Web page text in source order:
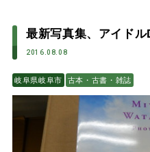
最新写真集、アイドル
2016.08.08
岐阜県岐阜市 古本・古書・雑誌